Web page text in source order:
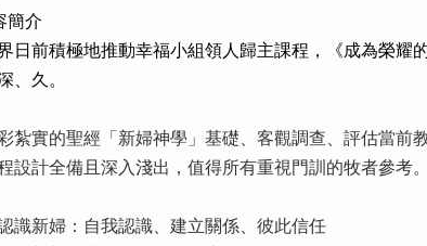
簡介
日前積極地推動幸福小組領人歸主課程，《成為榮耀
、久。
紮實的聖經「新婦神學」基礎、客觀調查、評估當前
設計全備且深入淺出，值得所有重視門訓的牧者參考。
識新婦：自我認識、建立關係、彼此信任